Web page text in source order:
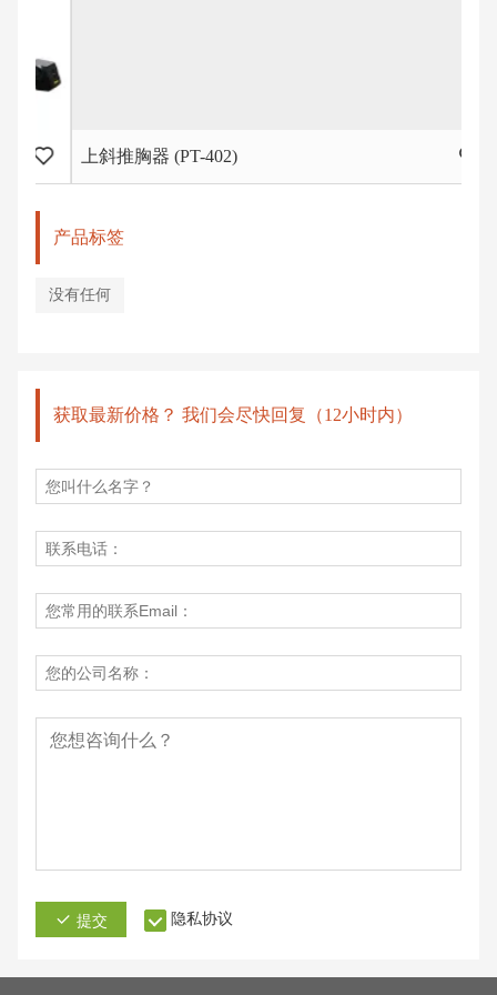
上斜推胸器 (PT-402)
产品标签
没有任何
获取最新价格？ 我们会尽快回复（12小时内）
提交 隐私协议